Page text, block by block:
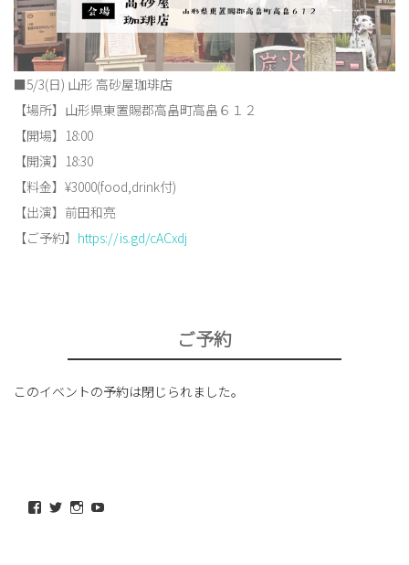
■5/3(日) 山形 高砂屋珈琲店
【場所】山形県東置賜郡高畠町高畠６１２
【開場】18:00
【開演】18:30
【料金】¥3000(food,drink付)
【出演】前田和亮
【ご予約】 https://is.gd/cACxdj
ご予約
このイベントの予約は閉じられました。
maeda_kazuaki@me.com
maedakazuaki
さ
maede_kazuaki